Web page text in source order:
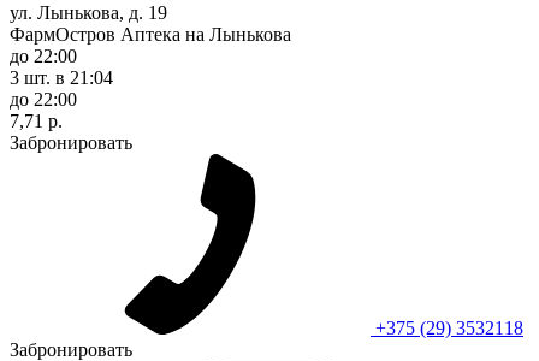
ул. Лынькова, д. 19
ФармОстров Аптека на Лынькова
до 22:00
3 шт. в 21:04
до 22:00
7,71 р.
Забронировать
+375 (29) 3532118
Забронировать